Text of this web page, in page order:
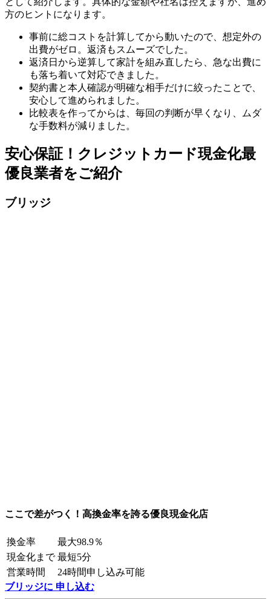
方のヒントになります。
事前に総コストを計算してから動いたので、想定外の
出費がゼロ。返済もスムーズでした。
返済日から逆算して家計を組み直したら、急な出費に
も落ち着いて対応できました。
契約書と本人確認が明確な相手だけに絞ったことで、
安心して進められました。
比較表を作ってからは、毎回の判断が早くなり、ムダ
な手数料が減りました。
安心保証！クレジットカード現金化最
優良業者をご紹介
ブリッジ
ここで差がつく！高換金率を誇る優良現金化店
換金率
最大98.9％
現金化まで 最短5分
営業時間
24時間申し込み可能
ブリッジに 申し込む